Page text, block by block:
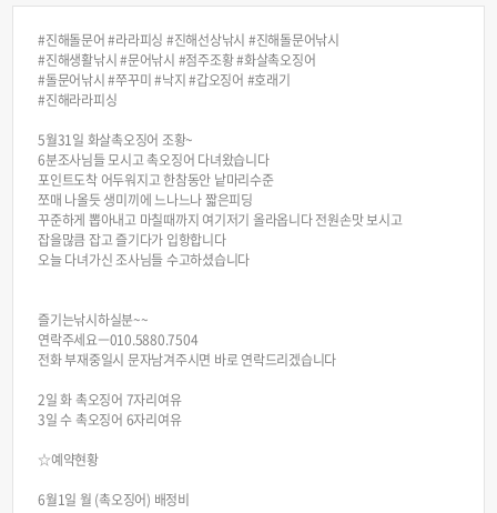
#진해돌문어 #라라피싱 #진해선상낚시 #진해돌문어낚시
#진해생활낚시 #문어낚시 #점주조황 #화살촉오징어
#돌문어낚시 #쭈꾸미 #낙지 #갑오징어 #호래기
#진해라라피싱
5월31일 화살촉오징어 조황~
6분조사님들 모시고 촉오징어 다녀왔습니다
포인트도착 어두워지고 한참동안 낱마리수준
쪼매 나올듯 생미끼에 느나느나 짧은피딩
꾸준하게 뽑아내고 마칠때까지 여기저기 올라옵니다 전원손맛 보시고
잡을많큼 잡고 즐기다가 입항합니다
오늘 다녀가신 조사님들 수고하셨습니다
즐기는낚시하실분~~
연락주세요ㅡ010.5880.7504
전화 부재중일시 문자남겨주시면 바로 연락드리겠습니다
2일 화 촉오징어 7자리여유
3일 수 촉오징어 6자리여유
☆예약현황
6월1일 월 (촉오징어) 배정비